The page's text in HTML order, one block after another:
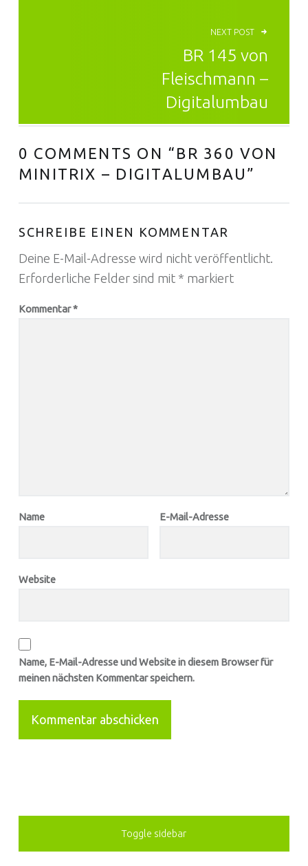
NEXT POST
BR 145 von
Fleischmann –
Digitalumbau
0 COMMENTS ON “ BR 360 VON
MINITRIX – DIGITALUMBAU ”
SCHREIBE EINEN KOMMENTAR
Deine E-Mail-Adresse wird nicht veröffentlicht.
Erforderliche Felder sind mit * markiert
Kommentar*
Name E-Mail-Adresse
Website
Name, E-Mail-Adresse und Website in diesem Browser für
meinen nächsten Kommentar speichern.
SIDEBAR
Toggle sidebar